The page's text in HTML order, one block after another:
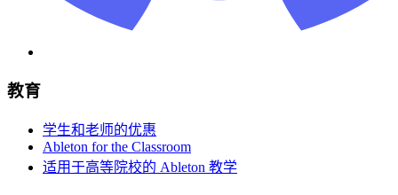
教育
学生和老师的优惠
Ableton for the Classroom
适用于高等院校的 Ableton 教学